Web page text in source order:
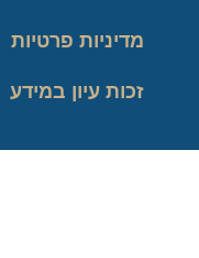
מדיניות פרטיות
זכות עיון במידע